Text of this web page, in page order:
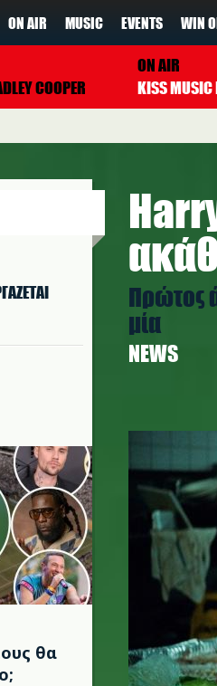
ON AIR MUSIC EVENTS WIN
COOPER
ON AIR
θα
Πρώτος
μία
NEWS